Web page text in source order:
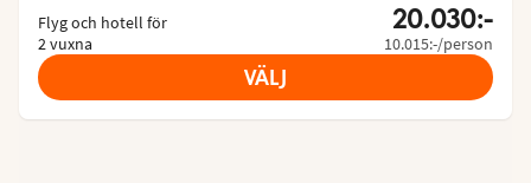
Flyg och hotell för
2 vuxna
20.030:-
10.015:-/person
VÄLJ